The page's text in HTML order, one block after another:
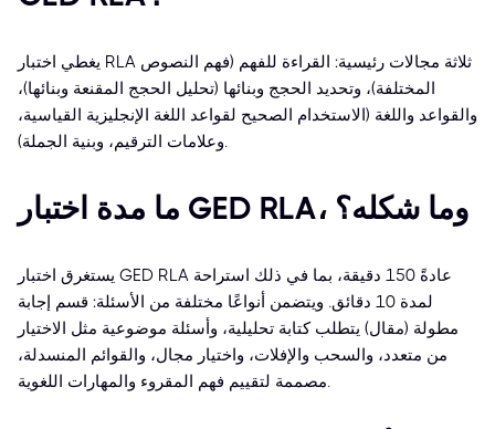
يغطي اختبار RLA ثلاثة مجالات رئيسية: القراءة للفهم (فهم النصوص
المختلفة)، وتحديد الحجج وبنائها (تحليل الحجج المقنعة وبنائها)،
والقواعد واللغة (الاستخدام الصحيح لقواعد اللغة الإنجليزية القياسية،
وعلامات الترقيم، وبنية الجملة).
ما مدة اختبار GED RLA، وما شكله؟
يستغرق اختبار GED RLA عادةً 150 دقيقة، بما في ذلك استراحة
لمدة 10 دقائق. ويتضمن أنواعًا مختلفة من الأسئلة: قسم إجابة
مطولة (مقال) يتطلب كتابة تحليلية، وأسئلة موضوعية مثل الاختيار
من متعدد، والسحب والإفلات، واختيار مجال، والقوائم المنسدلة،
مصممة لتقييم فهم المقروء والمهارات اللغوية.